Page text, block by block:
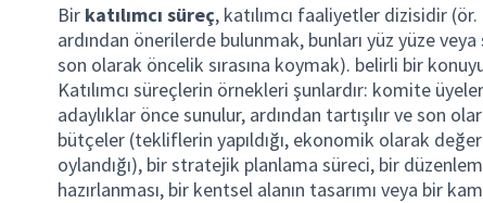
Bir katılımcı süreç, katılımcı faaliyetler dizisidir
ardından önerilerde bulunmak, bunları yüz yüze
son olarak öncelik sırasına koymak). belirli bir
Katılımcı süreçlerin örnekleri şunlardır: komite
adaylıklar önce sunulur, ardından tartışılır ve son
bütçeler (tekliflerin yapıldığı, ekonomik olarak
oylandığı), bir stratejik planlama süreci, bir
hazırlanması, bir kentsel alanın tasarımı veya bir